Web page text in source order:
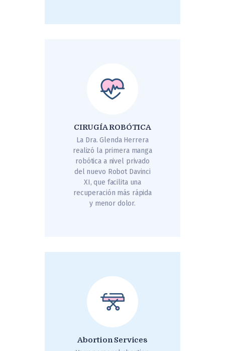
CIRUGÍA ROBÓTICA
La Dra. Glenda Herrera
realizó la primera manga
robótica a nivel privado
del nuevo Robot Davinci
XI, que facilita una
recuperación más rápida
y menor dolor.
Abortion Services